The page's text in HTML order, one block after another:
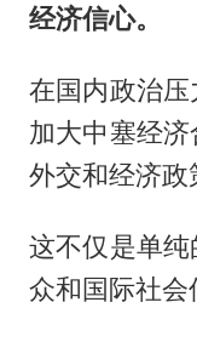
经济信心。
在国内政治
加大中塞经
外交和经济政
这不仅是单
众和国际社会